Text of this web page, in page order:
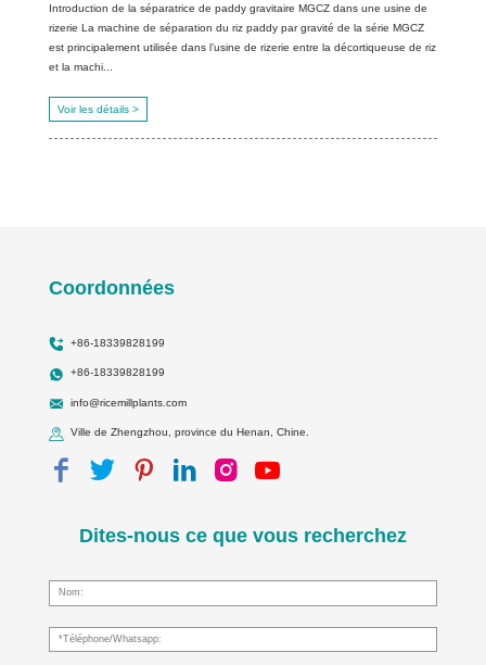
Introduction de la séparatrice de paddy gravitaire MGCZ dans une usine de
rizerie La machine de séparation du riz paddy par gravité de la série MGCZ
est principalement utilisée dans l’usine de rizerie entre la décortiqueuse de riz
et la machi...
Voir les détails >
Coordonnées
+86-18339828199
+86-18339828199
info@ricemillplants.com
Ville de Zhengzhou, province du Henan, Chine.
Dites-nous ce que vous recherchez